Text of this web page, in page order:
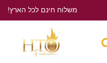
משלוח חינם לכל הארץ!